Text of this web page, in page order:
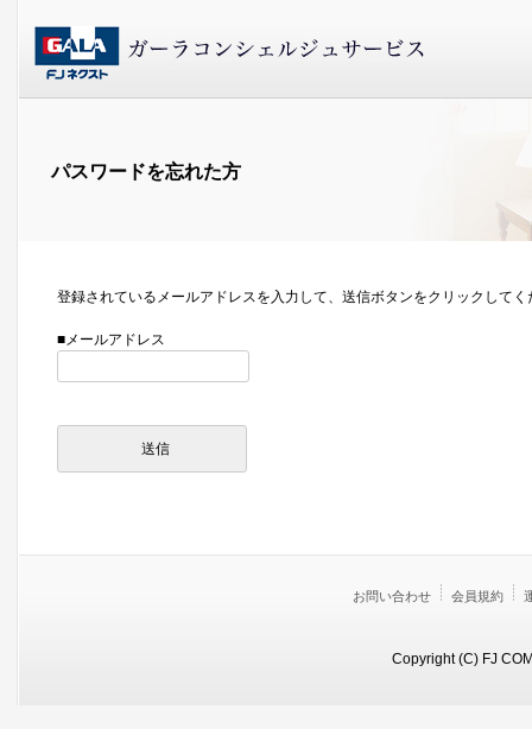
パスワードを忘れた方
登録されているメールアドレスを入力して、送信ボタンをクリックしてく
■メールアドレス
お問い合わせ 会員規約
Copyright (C) FJ